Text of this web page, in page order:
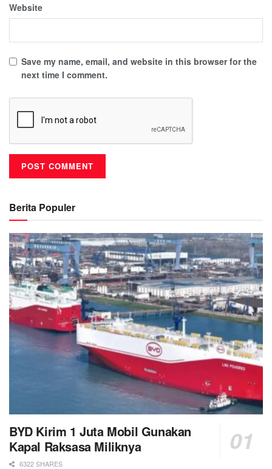
Website
Save my name, email, and website in this browser for the
next time I comment.
Berita Populer
BYD Kirim 1 Juta Mobil Gunakan
Kapal Raksasa Miliknya
6322 SHARES